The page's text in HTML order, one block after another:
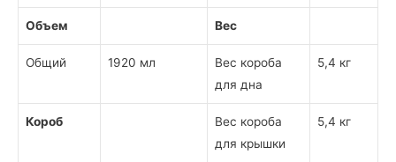
Объем Вес
Общий 1920 мл
Вес короба
для дна
5,4 кг
Короб
Вес короба
для крышки
5,4 кг